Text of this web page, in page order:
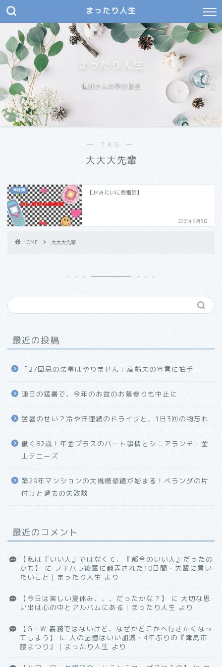
まったり人生
まったり人生
嘱託さんの学び日記
― TAG ―
大大大先輩
未分類 【JKみたいに長電話】
2021年9月5日
HOME 大大大先輩
最近の投稿
「27回忌の法事はやりません」高齢夫の宣言に拍手
連日の猛暑で、今年のお盆のお墓参りも中止に
猛暑のせい？冷や汗連続のドライブと、1日3回の物忘れ
働く82歳！年金プラスのパート事情とシニアランチ｜金
山デニーズ
築29年マンションの大規模修繕が始まる！ベランダの片
付けと過去の失敗談
最近のコメント
【私は『いい人』ではなくて、『都合のいい人』だったの
かも】
に フキハラ後輩に翻弄された10日間・先輩に言い
たいこと｜まったり人生 より
【今日は楽しい夏休み、、、だったかな？】 に 大切な思
い出は心の中とアルバムにある｜まったり人生 より
【G・W 義務ではないけど、なぜかどこかへ行きたくなっ
てしまう】
に 人の記憶はいい加減・4年ぶりの『津島市
藤まつり』｜まったり人生 より